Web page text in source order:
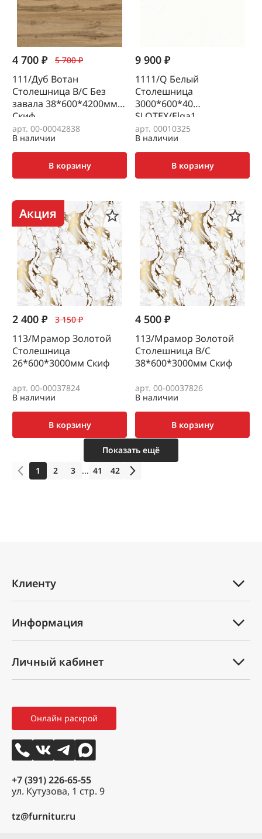
4 700 ₽ 5 700 ₽
111/Дуб Вотан
Столешница В/С Без
завала 38*600*4200мм
Скиф
арт. 00-00042838
В наличии
В корзину
9 900 ₽
1111/Q Белый
Столешница
3000*600*40
SLOTEX/Elga1
арт. 00010325
В наличии
В корзину
Акция
2 400 ₽ 3 150 ₽
113/Мрамор Золотой
Столешница
26*600*3000мм Скиф
арт. 00-00037824
В наличии
В корзину
4 500 ₽
113/Мрамор Золотой
Столешница В/С
38*600*3000мм Скиф
арт. 00-00037826
В наличии
В корзину
Показать ещё
1
2 3 ... 41 42
Клиенту
Услуги
Партнеры
3D тур
Информация
Оплата и доставка
Как оформить заказ
Вакансии
Контакты
Личный кабинет
Мои заказы
Избранное
Онлайн раскрой
+7 (391) 226-65-55
ул. Кутузова, 1 стр. 9
tz@furnitur.ru